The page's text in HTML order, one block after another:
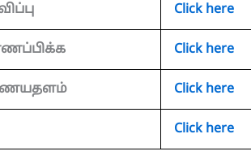
Click here
Click here
Click here
Click here